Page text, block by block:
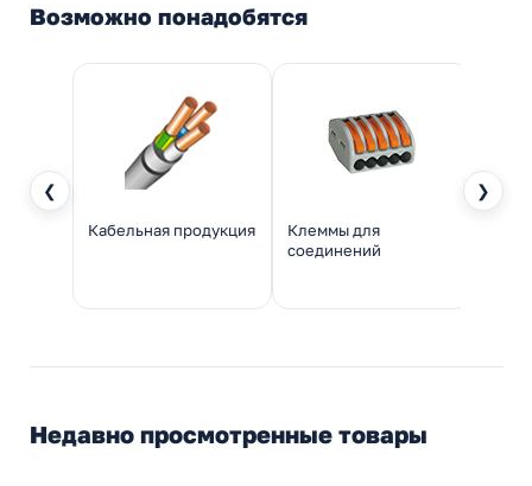
Возможно понадобятся
❮ ❯
Кабельная продукция
Клеммы для
соединений
Недавно просмотренные товары